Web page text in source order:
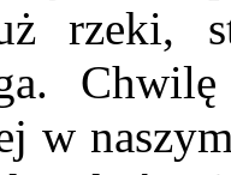
rzeki,
w